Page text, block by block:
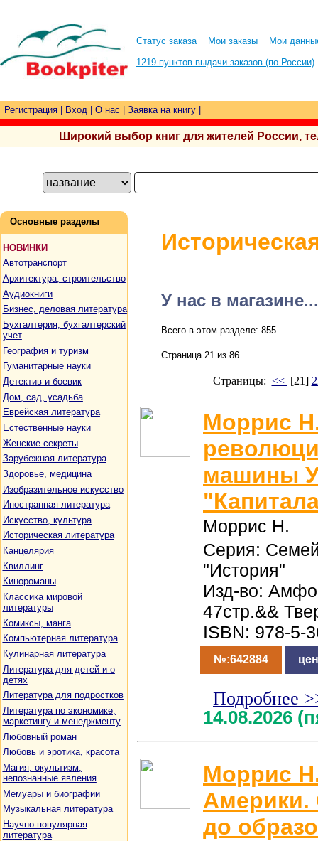
Статус заказа Мои заказы
Мои
1219 пунктов выдачи заказов (по России)
Регистрация Вход О нас Заявка на книгу
Широкий выбор книг для жителей России,
Основные разделы
НОВИНКИ
Автотранспорт
Архитектура, строительство
Аудиокниги
Бизнес, деловая литература
Бухгалтерия, бухгалтерский
учет
География и туризм
Гуманитарные науки
Детектив и боевик
Дом, сад, усадьба
Еврейская литература
Естественные науки
Женские секреты
Зарубежная литература
Здоровье, медицина
Изобразительное искусство
Иностранная литература
Искусство, культура
Историческая литература
Канцелярия
Квиллинг
Кинороманы
Классика мировой
литературы
Комиксы, манга
Компьютерная литература
Кулинарная литература
Литература для детей и о
детях
Литература для подростков
Литература по экономике,
маркетингу и менеджменту
Любовный роман
Любовь и эротика, красота
Магия, окультизм,
непознанные явления
Мемуары и биографии
Музыкальная литература
Научно-популярная
литература
У нас в магазине...
Всего в этом разделе: 855
Страница 21 из 86
Страницы: << [21]
Моррис
машины
Моррис Н.
Серия:
"История"
Изд-во:
47стр.&&
ISBN: 978-5-
№:642884
Подробнее
14.08.2026
Моррис
Америки.
до